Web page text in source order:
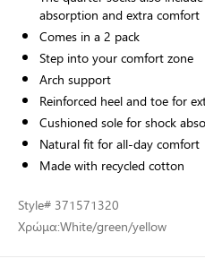
absorption and extra comfort
Comes in a 2 pack
Step into your comfort zone
Arch support
Reinforced heel and toe for
Cushioned sole for shock
Natural fit for all-day comfort
Made with recycled cotton
Style# 371571320
Χρώμα:White/green/yellow